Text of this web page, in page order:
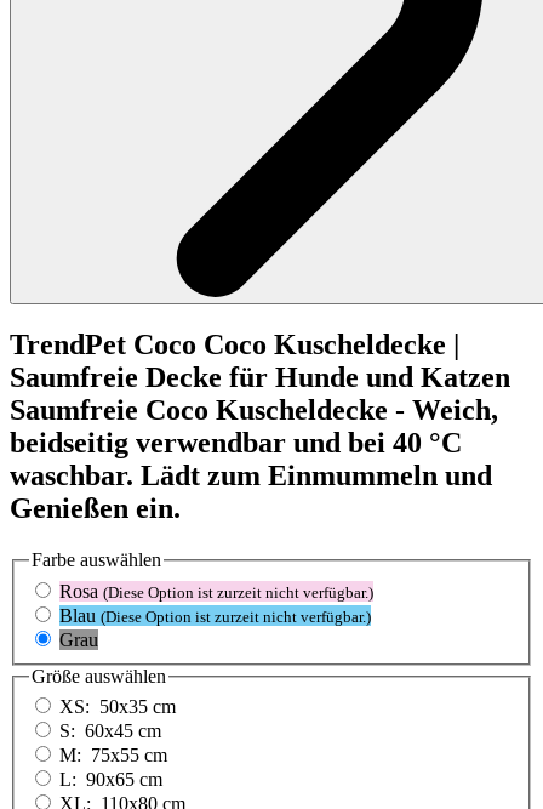
TrendPet Coco Coco Kuscheldecke |
Saumfreie Decke für Hunde und Katzen
Saumfreie Coco Kuscheldecke - Weich,
beidseitig verwendbar und bei 40 °C
waschbar. Lädt zum Einmummeln und
Genießen ein.
Farbe auswählen
Rosa (Diese Option ist zurzeit nicht verfügbar.)
Blau (Diese Option ist zurzeit nicht verfügbar.)
Grau
Größe auswählen
XS: 50x35 cm
S: 60x45 cm
M: 75x55 cm
L: 90x65 cm
XL: 110x80 cm